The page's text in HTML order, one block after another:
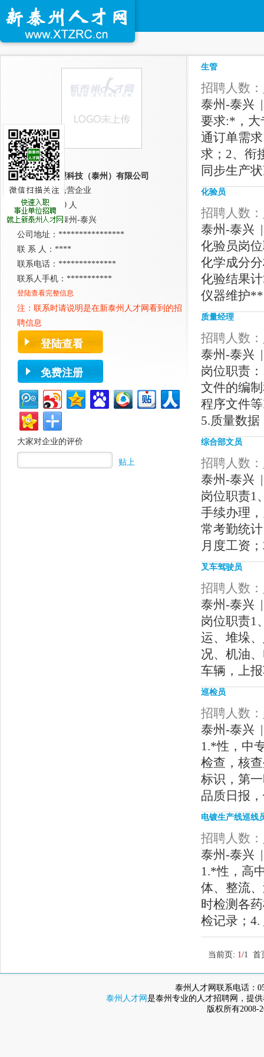
钜翔表面处理科技（泰州）有限公司
公司性质：民营企业
公司规模：10 人
所在城市： 泰州-泰兴
公司地址：****************
联 系 人：****
联系电话：**************
联系人手机：***********
登陆查看完整信息
注：联系时请说明是在新泰州人才网 看到的招
聘信息
登陆查看
免费注册
大家对企业的评价
贴上
生管
招聘人数
泰州-泰兴
要求:*，大
通订单需
求；2、衔
同步生产
化验员
招聘人数
泰州-泰兴
化验员岗
化学成分
化验结果
仪器维护
质量经理
招聘人数
泰州-泰兴
岗位职责
文件的编
程序文件
5.质量数据
综合部文员
招聘人数
泰州-泰兴
岗位职责1
手续办理
常考勤统
月度工资
叉车驾驶员
招聘人数
泰州-泰兴
岗位职责1
运、堆垛
况、机油
车辆，上
巡检员
招聘人数
泰州-泰兴
1.*性，中
检查，核
标识，第
品质日报
电镀生产线巡线
招聘人数
泰州-泰兴
1.*性，高
体、整流
时检测各
检记录；4.
当前页: 1/1 首
泰州人才网联系电话：
泰州人才网 是泰州专业的人才招聘网，提
版权所有2008-